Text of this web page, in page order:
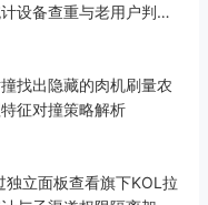
设备查重与老用户判定
找出隐藏的肉机刷量农
征对撞策略解析
独立面板查看旗下KOL拉